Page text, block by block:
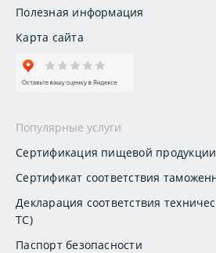
Полезная информация
Карта сайта
Популярные услуги
Сертификация пищевой продукции
Сертификат соответствия
Декларация соответствия
ТС)
Паспорт безопасности